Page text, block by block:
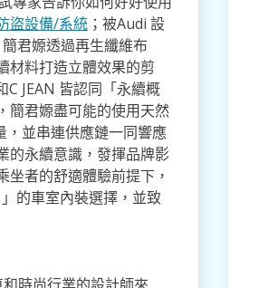
盜設備/系統；被Audi 設
君嫄透過再生纖維布
材料打造立體效果的剪
JEAN 皆認同「永續概
簡君嫄盡可能的使用天然
並串連供應鏈一同響應
的永續意識，發揮品牌影
者的舒適體驗前提下，
的車室內裝選擇，並致